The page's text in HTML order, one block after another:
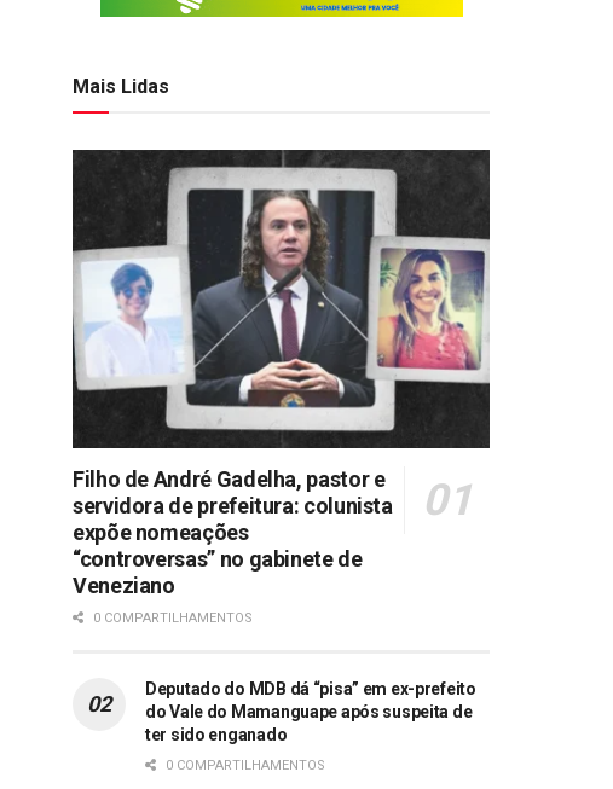
Mais Lidas
Filho de André Gadelha, pastor e
servidora de prefeitura: colunista
expõe nomeações
“controversas” no gabinete de
Veneziano
0 COMPARTILHAMENTOS
Deputado do MDB dá “pisa” em ex-prefeito
do Vale do Mamanguape após suspeita de
ter sido enganado
0 COMPARTILHAMENTOS